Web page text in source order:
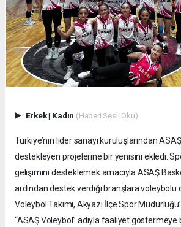
Erkek| Kadın (Haberi Sesli Oku)
Türkiye’nin lider sanayi kuruluşlarından
destekleyen projelerine bir yenisini ekledi.
gelişimini desteklemek amacıyla ASAŞ
ardından destek verdiği branşlara voleybolu
Voleybol Takımı, Akyazı İlçe Spor
“ASAŞ Voleybol” adıyla faaliyet göstermeye